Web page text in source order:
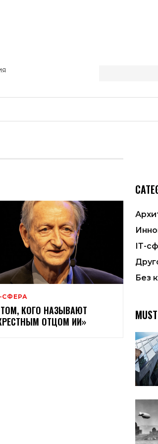
СФЕРА
КОГО НАЗЫВАЮТ
ОТЦОМ ИИ»
ІТ-
Без